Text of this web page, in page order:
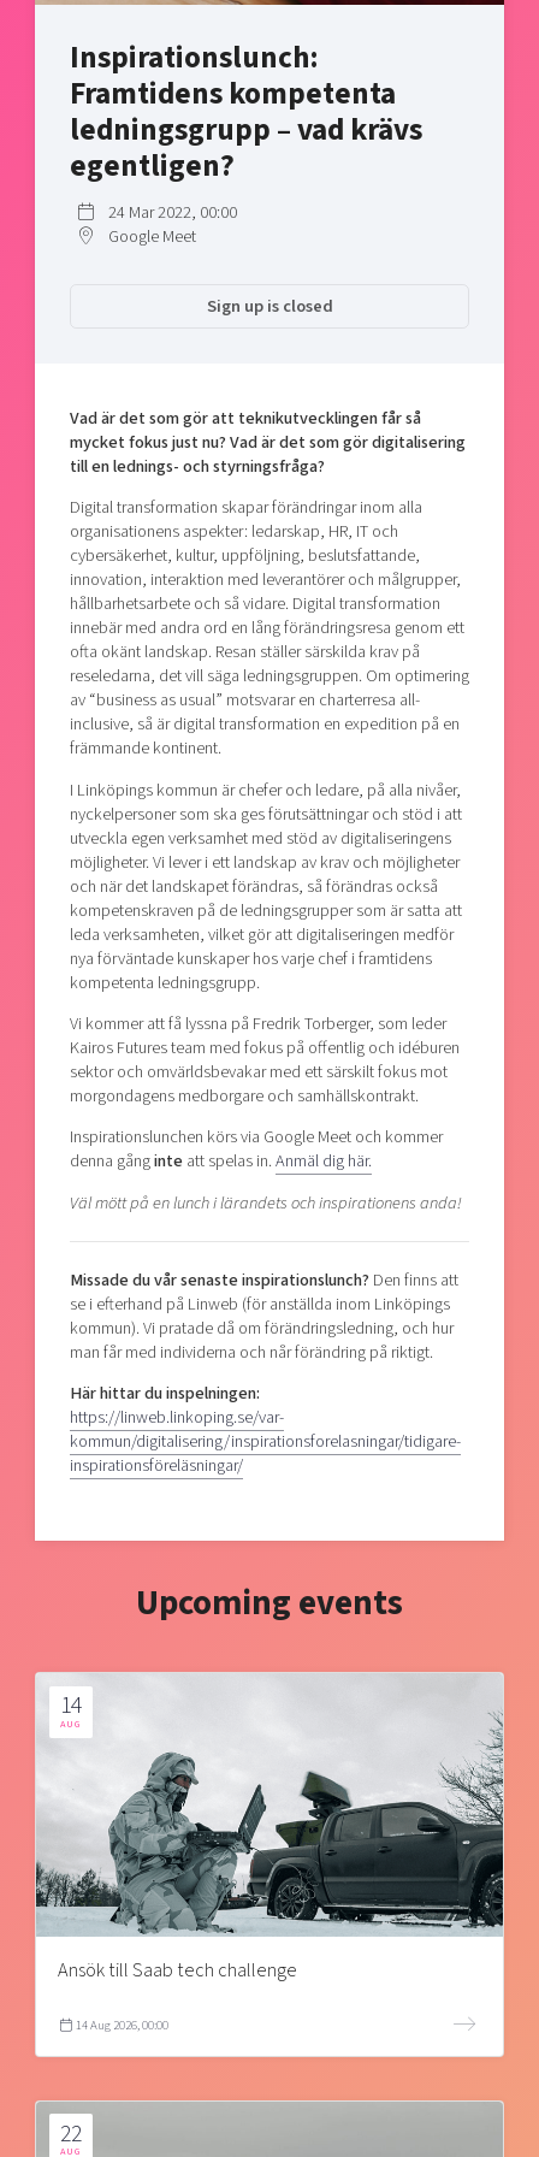
Bright East
East Sweden Tech Women
Reversed mentorship
Talent & skills
Startup & industry collaboration
Offers to boost your business
Funding opportunities
Projects
Publications
Project toolbox
Our clusters
Today's lunch in Mjärdevi
Inspirationslunch:
Framtidens kompetenta
ledningsgrupp – vad krävs
egentligen?
24 Mar 2022, 00:00
Google Meet
Sign up is closed
Vad är det som gör att teknikutvecklingen får så
mycket fokus just nu? Vad är det som gör digitalisering
till en lednings- och styrningsfråga?
Digital transformation skapar förändringar inom alla
organisationens aspekter: ledarskap, HR, IT och
cybersäkerhet, kultur, uppföljning, beslutsfattande,
innovation, interaktion med leverantörer och målgrupper,
hållbarhetsarbete och så vidare. Digital transformation
innebär med andra ord en lång förändringsresa genom ett
ofta okänt landskap. Resan ställer särskilda krav på
reseledarna, det vill säga ledningsgruppen. Om optimering
av “business as usual” motsvarar en charterresa all-
inclusive, så är digital transformation en expedition på en
främmande kontinent.
I Linköpings kommun är chefer och ledare, på alla nivåer,
nyckelpersoner som ska ges förutsättningar och stöd i att
utveckla egen verksamhet med stöd av digitaliseringens
möjligheter. Vi lever i ett landskap av krav och möjligheter
och när det landskapet förändras, så förändras också
kompetenskraven på de ledningsgrupper som är satta att
leda verksamheten, vilket gör att digitaliseringen medför
nya förväntade kunskaper hos varje chef i framtidens
kompetenta ledningsgrupp.
Vi kommer att få lyssna på Fredrik Torberger, som leder
Kairos Futures team med fokus på offentlig och idéburen
sektor och omvärldsbevakar med ett särskilt fokus mot
morgondagens medborgare och samhällskontrakt.
Inspirationslunchen körs via Google Meet och kommer
denna gånginteatt spelas in.Anmäl dig här.
Väl mött på en lunch i lärandets och inspirationens anda!
Missade du vår senaste inspirationslunch? Den finns att
se i efterhand på Linweb (för anställda inom Linköpings
kommun). Vi pratade då om förändringsledning, och hur
man får med individerna och når förändring på riktigt.
Här hittar du inspelningen:
https://linweb.linkoping.se/var-
kommun/digitalisering/inspirationsforelasningar/tidigare-
inspirationsföreläsningar/
Upcoming events
14
AUG
Ansök till Saab tech challenge
14 Aug 2026, 00:00
22
AUG